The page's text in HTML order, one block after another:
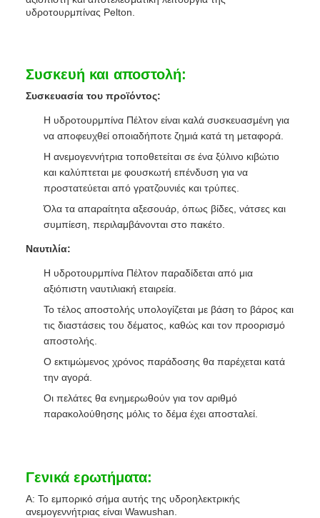
υδροτουρμπίνας Pelton.
Συσκευή και αποστολή:
Συσκευασία του προϊόντος:
Η υδροτουρμπίνα Πέλτον είναι καλά συσκευασμένη για
να αποφευχθεί οποιαδήποτε ζημιά κατά τη μεταφορά.
Η ανεμογεννήτρια τοποθετείται σε ένα ξύλινο κιβώτιο
και καλύπτεται με φουσκωτή επένδυση για να
προστατεύεται από γρατζουνιές και τρύπες.
Όλα τα απαραίτητα αξεσουάρ, όπως βίδες, νάτσες και
συμπίεση, περιλαμβάνονται στο πακέτο.
Ναυτιλία:
Η υδροτουρμπίνα Πέλτον παραδίδεται από μια
αξιόπιστη ναυτιλιακή εταιρεία.
Το τέλος αποστολής υπολογίζεται με βάση το βάρος και
τις διαστάσεις του δέματος, καθώς και τον προορισμό
αποστολής.
Ο εκτιμώμενος χρόνος παράδοσης θα παρέχεται κατά
την αγορά.
Οι πελάτες θα ενημερωθούν για τον αριθμό
παρακολούθησης μόλις το δέμα έχει αποσταλεί.
Γενικά ερωτήματα:
Α: Το εμπορικό σήμα αυτής της υδροηλεκτρικής
ανεμογεννήτριας είναι Wawushan.